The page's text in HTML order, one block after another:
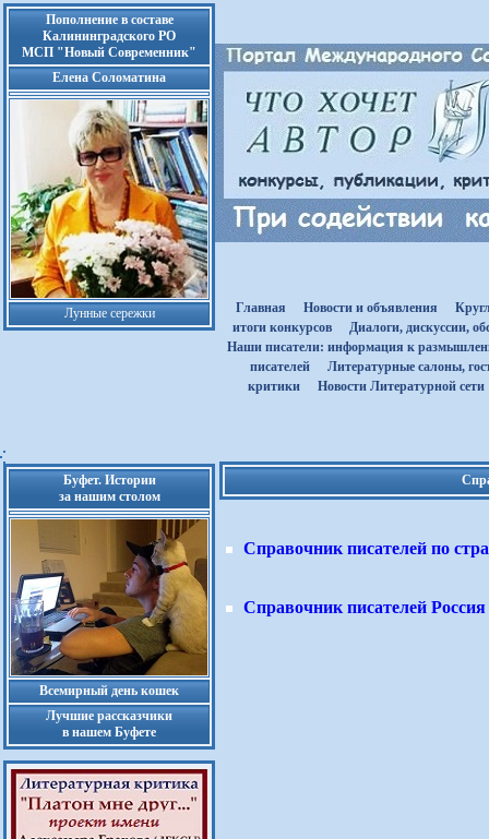
Пополнение в составе
Калининградского РО
МСП "Новый Современник"
Елена Соломатина
Лунные сережки Главная Новости и объявления
итоги конкурсов
Диалоги, дискуссии,
Наши писатели: информация к
писателей
Литературные салоны,
критики
Новости Литературной сети
Буфет. Истории
за нашим столом
Всемирный день кошек
Лучшие рассказчики
в нашем Буфете
Справочник писателей по
Справочник писателей Россия